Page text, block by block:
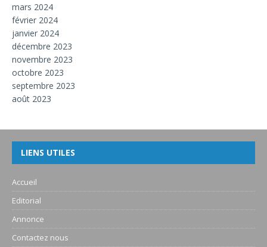
mars 2024
février 2024
janvier 2024
décembre 2023
novembre 2023
octobre 2023
septembre 2023
août 2023
LIENS UTILES
Accueil
Editorial
Annonce
Contactez nous